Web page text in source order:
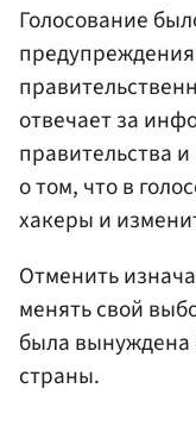
Голосование
отвечает за
правительства
о том, что в
хакеры и
Отменить
менять свой
была вынуждена
страны.